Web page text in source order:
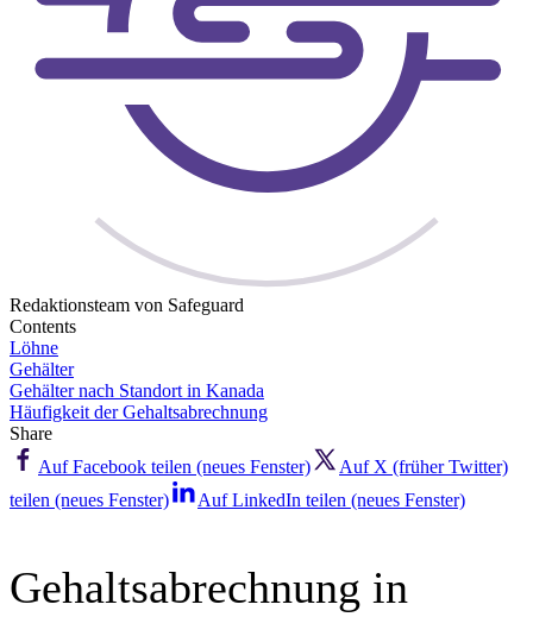
Redaktionsteam von Safeguard
Contents
Löhne
Gehälter
Gehälter nach Standort in Kanada
Häufigkeit der Gehaltsabrechnung
Share
Auf Facebook teilen (neues Fenster)
Auf X (früher Twitter)
teilen (neues Fenster)
Auf LinkedIn teilen (neues Fenster)
Gehaltsabrechnung in